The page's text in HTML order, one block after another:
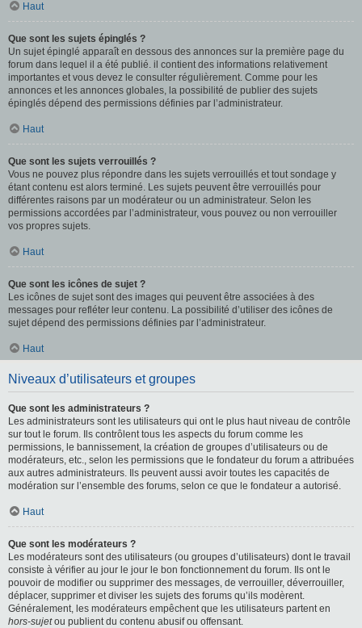
Haut
Que sont les sujets épinglés ?
Un sujet épinglé apparaît en dessous des annonces sur la première page du
forum dans lequel il a été publié. il contient des informations relativement
importantes et vous devez le consulter régulièrement. Comme pour les
annonces et les annonces globales, la possibilité de publier des sujets
épinglés dépend des permissions définies par l’administrateur.
Haut
Que sont les sujets verrouillés ?
Vous ne pouvez plus répondre dans les sujets verrouillés et tout sondage y
étant contenu est alors terminé. Les sujets peuvent être verrouillés pour
différentes raisons par un modérateur ou un administrateur. Selon les
permissions accordées par l’administrateur, vous pouvez ou non verrouiller
vos propres sujets.
Haut
Que sont les icônes de sujet ?
Les icônes de sujet sont des images qui peuvent être associées à des
messages pour refléter leur contenu. La possibilité d’utiliser des icônes de
sujet dépend des permissions définies par l’administrateur.
Haut
Niveaux d’utilisateurs et groupes
Que sont les administrateurs ?
Les administrateurs sont les utilisateurs qui ont le plus haut niveau de contrôle
sur tout le forum. Ils contrôlent tous les aspects du forum comme les
permissions, le bannissement, la création de groupes d’utilisateurs ou de
modérateurs, etc., selon les permissions que le fondateur du forum a attribuées
aux autres administrateurs. Ils peuvent aussi avoir toutes les capacités de
modération sur l’ensemble des forums, selon ce que le fondateur a autorisé.
Haut
Que sont les modérateurs ?
Les modérateurs sont des utilisateurs (ou groupes d’utilisateurs) dont le travail
consiste à vérifier au jour le jour le bon fonctionnement du forum. Ils ont le
pouvoir de modifier ou supprimer des messages, de verrouiller, déverrouiller,
déplacer, supprimer et diviser les sujets des forums qu’ils modèrent.
Généralement, les modérateurs empêchent que les utilisateurs partent en
hors-sujetou publient du contenu abusif ou offensant.